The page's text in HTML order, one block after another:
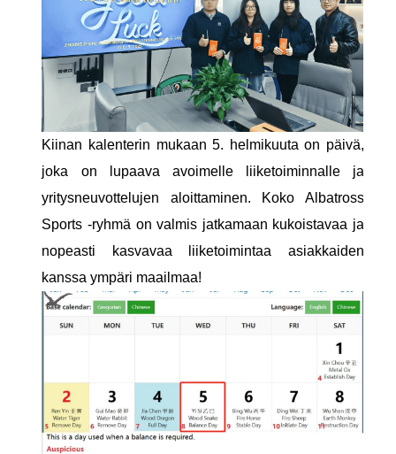
Kiinan kalenterin mukaan 5. helmikuuta on päivä,
joka on lupaava avoimelle liiketoiminnalle ja
yritysneuvottelujen aloittaminen. Koko Albatross
Sports -ryhmä on valmis jatkamaan kukoistavaa ja
nopeasti kasvavaa liiketoimintaa asiakkaiden
kanssa ympäri maailmaa!